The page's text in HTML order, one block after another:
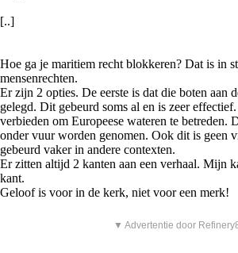
[..]
Hoe ga je maritiem recht blokkeren? Dat is in
mensenrechten.
Er zijn 2 opties. De eerste is dat die boten aan
gelegd. Dit gebeurd soms al en is zeer
verbieden om Europeese wateren te betreden.
onder vuur worden genomen. Ook dit is geen
gebeurd vaker in andere contexten.
Er zitten altijd 2 kanten aan een verhaal. Mijn
kant.
Geloof is voor in de kerk, niet voor een merk!
▼ Advertentie door